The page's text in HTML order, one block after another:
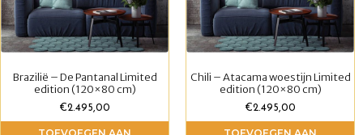
Brazilië – De Pantanal Limited
edition (120×80 cm)
€2.495,00
Chili – Atacama woestijn Limited
edition (120×80 cm)
€2.495,00